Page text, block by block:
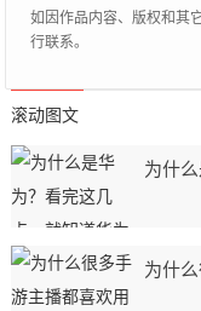
如因作品内容、版权和其
行联系。
滚动图文
为什
为什